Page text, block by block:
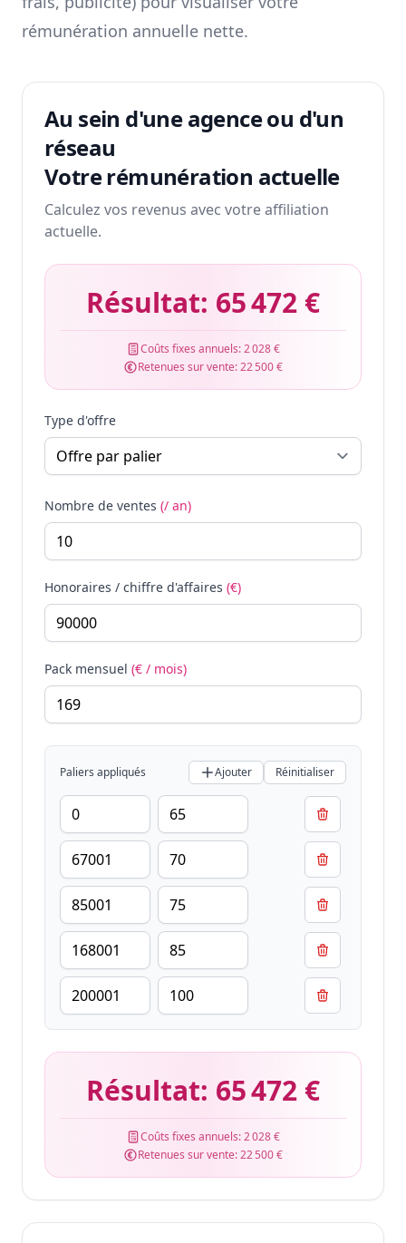
rémunération annuelle nette.
Au sein d'une agence ou d'un
réseau
Votre rémunération actuelle
Calculez vos revenus avec votre affiliation
actuelle.
Résultat: 65 472 €
Coûts fixes annuels:2 028 €
Retenues sur vente:22 500 €
Type d'offre
Nombre de ventes (/ an)
Honoraires / chiffre d'affaires (€)
Pack mensuel (€ / mois)
Paliers appliqués Ajouter Réinitialiser
Résultat: 65 472 €
Coûts fixes annuels:2 028 €
Retenues sur vente:22 500 €